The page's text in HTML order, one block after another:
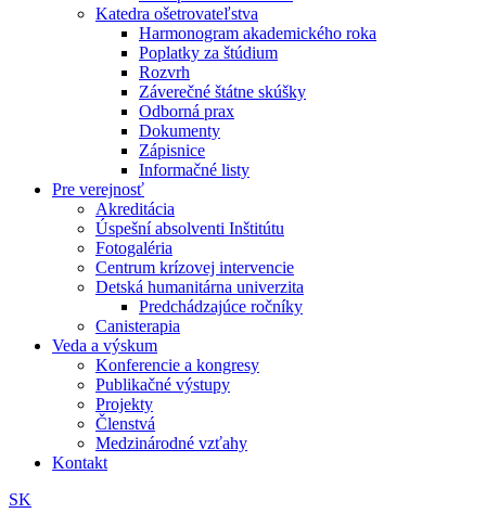
Katedra ošetrovateľstva
Harmonogram akademického roka
Poplatky za štúdium
Rozvrh
Záverečné štátne skúšky
Odborná prax
Dokumenty
Zápisnice
Informačné listy
Pre verejnosť
Akreditácia
Úspešní absolventi Inštitútu
Fotogaléria
Centrum krízovej intervencie
Detská humanitárna univerzita
Predchádzajúce ročníky
Canisterapia
Veda a výskum
Konferencie a kongresy
Publikačné výstupy
Projekty
Členstvá
Medzinárodné vzťahy
Kontakt
SK